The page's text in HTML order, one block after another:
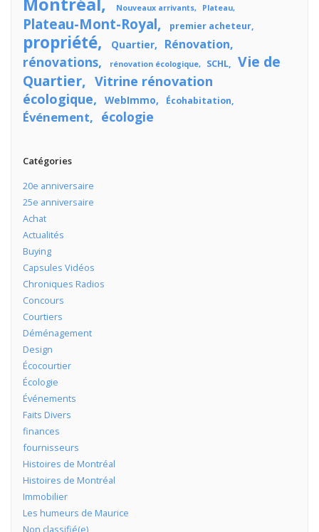
Nouveaux arrivants Plateau
Plateau-Mont-Royal premier acheteur
propriété Quartier Rénovation
rénovations rénovation écologique SCHL
Vie de
Quartier
Vitrine rénovation
écologique
WebImmo Écohabitation
Événement écologie
Catégories
20e anniversaire
25e anniversaire
Achat
Actualités
Buying
Capsules Vidéos
Chroniques Radios
Concours
Courtiers
Déménagement
Design
Écocourtier
Écologie
Événements
Faits Divers
finances
fournisseurs
Histoires de Montréal
Histoires de Montréal
Immobilier
Les humeurs de Maurice
Non classifié(e)